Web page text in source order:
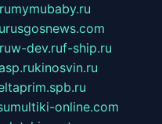
mymubaby.ru
rusgosnews.com
w-dev.ruf-ship.ru
kinosvin.ru
multiki-online.com